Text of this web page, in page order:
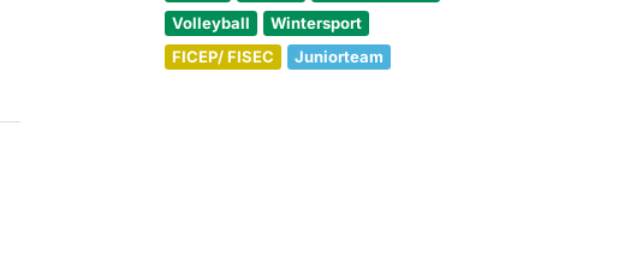
Volleyball
Wintersport
FICEP/ FISEC
Juniorteam